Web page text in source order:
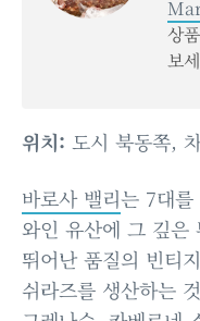
상
보
위치: 도시 북동쪽,
바로사 밸리는 7대를
와인 유산에 그 깊은
뛰어난 품질의 빈티
쉬라즈를 생산하는